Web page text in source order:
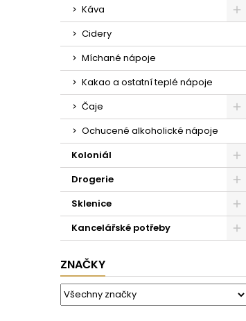
Káva
Cidery
Míchané nápoje
Kakao a ostatní teplé nápoje
Čaje
Ochucené alkoholické nápoje
Koloniál
Drogerie
Sklenice
Kancelářské potřeby
ZNAČKY